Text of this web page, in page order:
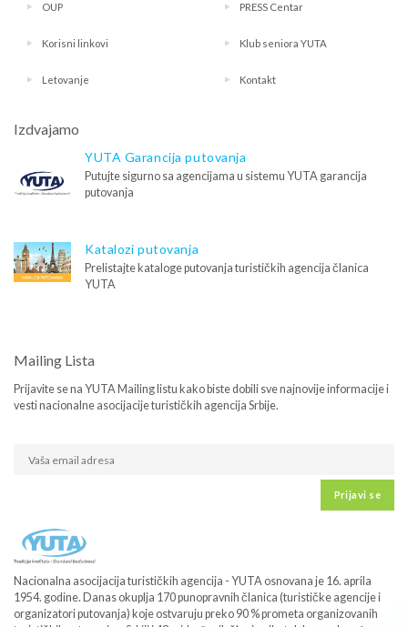
OUP PRESS Centar
Korisni linkovi Klub seniora YUTA
Letovanje Kontakt
Izdvajamo
YUTA Garancija putovanja
Putujte sigurno sa agencijama u sistemu YUTA garancija
putovanja
Katalozi putovanja
Prelistajte kataloge putovanja turističkih agencija članica
YUTA
Mailing Lista
Prijavite se na YUTA Mailing listu kako biste dobili sve najnovije informacije i
vesti nacionalne asocijacije turističkih agencija Srbije.
Prijavi se
Nacionalna asocijacija turističkih agencija - YUTA osnovana je 16. aprila
1954. godine. Danas okuplja 170 punopravnih članica (turističke agencije i
organizatori putovanja) koje ostvaruju preko 90 % prometa organizovanih